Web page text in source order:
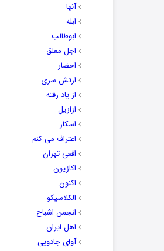
آنها
ابله
ابوطالب
اجل معلق
احضار
ارتش سری
از یاد رفته
ازازیل
اسکار
اعتراف می کنم
افعی تهران
اکازیون
اکنون
الکلاسیکو
انجمن اشباح
اهل ایران
آوای جادویی